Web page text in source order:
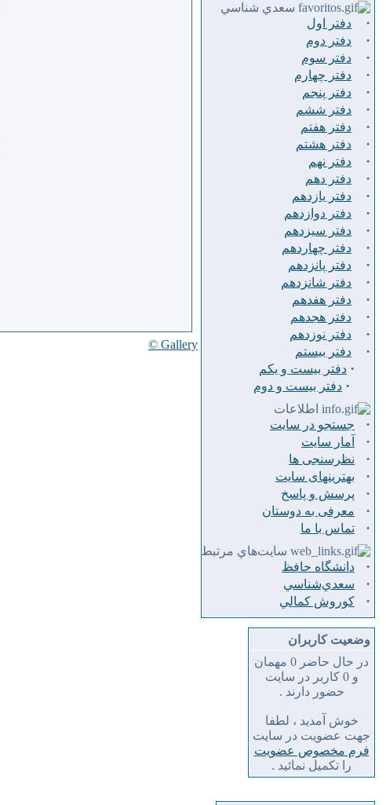
سعدي شناسي
· دفتر اول
· دفتر دوم
· دفتر سوم
· دفتر چهارم
· دفتر پنجم
· دفتر ششم
· دفتر هفتم
· دفتر هشتم
· دفتر نهم
· دفتر دهم
· دفتر يازدهم
· دفتر دوازدهم
· دفتر سيزدهم
· دفتر چهاردهم
· دفتر پانزدهم
· دفتر شانزدهم
· دفتر هفدهم
· دفتر هجدهم
· دفتر نوزدهم
· دفتر بیستم
· دفتر بیست و یکم
· دفتر بیست و دوم
اطلاعات
· جستجو در سایت
· آمار سایت
· نظرسنجی ها
· بهترینهای سایت
· پرسش و پاسخ
· معرفی به دوستان
·
تماس با ما
سايت‌هاي مرتبط
· دانشگاه حافظ
· سعدي‌شناسي
· كوروش كمالي
وضعیت کاربران
در حال حاضر 0 مهمان
و 0 کاربر در سایت
حضور دارند .
خوش آمدید ، لطفا
جهت عضویت در سایت
فرم مخصوص عضویت
را تکمیل نمائید .
Gallery ©